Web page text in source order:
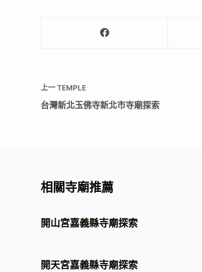
上一TEMPLE
台灣新北玉佛寺新北市寺廟探索
相關寺廟推薦
開山宮嘉義縣寺廟探索
開天宮嘉義縣寺廟探索